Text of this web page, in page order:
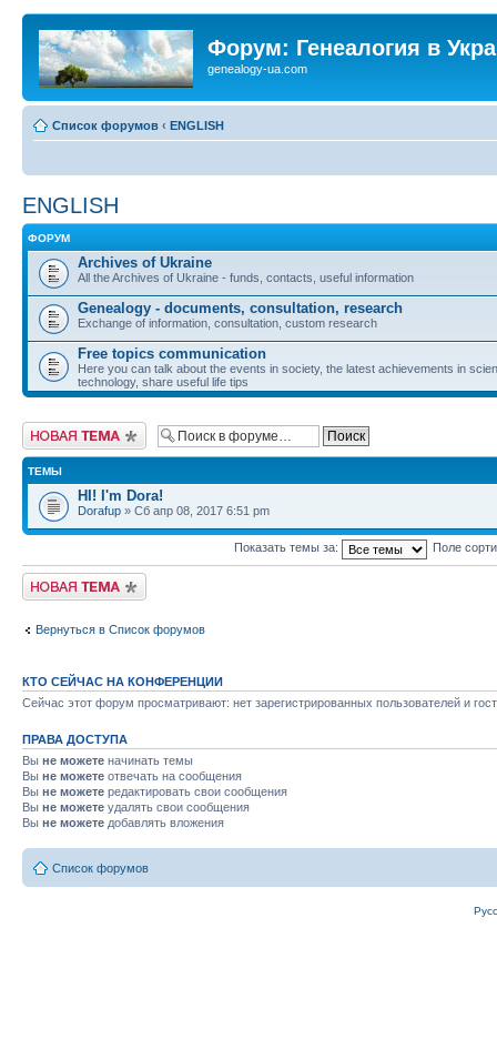
Форум: Генеалогия в
genealogy-ua.com
Список форумов ‹ ENGLISH
ENGLISH
ФОРУМ
Archives of Ukraine
All the Archives of Ukraine - funds, contacts, useful information
Genealogy - documents, consultation, research
Exchange of information, consultation, custom research
Free topics communication
Here you can talk about the events in society, the latest achievements in
technology, share useful life tips
Новая тема
ТЕМЫ
HI! I'm Dora!
Dorafup » Сб апр 08, 2017 6:51 pm
Показать темы за: Поле
Новая тема
Вернуться в Список форумов
КТО СЕЙЧАС НА КОНФЕРЕНЦИИ
Сейчас этот форум просматривают: нет зарегистрированных пользователей и
ПРАВА ДОСТУПА
Вы не можете начинать темы
Вы не можете отвечать на сообщения
Вы не можете редактировать свои сообщения
Вы не можете удалять свои сообщения
Вы не можете добавлять вложения
Список форумов